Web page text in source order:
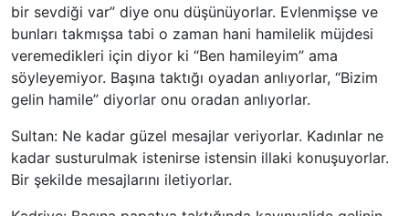
bir sevdiği var” diye onu düşünüyorlar. Evlenmişse ve
bunları takmışsa tabi o zaman hani hamilelik müjdesi
veremedikleri için diyor ki “Ben hamileyim” ama
söyleyemiyor. Başına taktığı oyadan anlıyorlar, “Bizim
gelin hamile” diyorlar onu oradan anlıyorlar.
Sultan: Ne kadar güzel mesajlar veriyorlar. Kadınlar ne
kadar susturulmak istenirse istensin illaki konuşuyorlar.
Bir şekilde mesajlarını iletiyorlar.